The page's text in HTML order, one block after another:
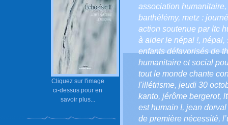
Cliquez sur l'image
ci-dessus pour en
savoir plus...
association humanitaire,
barthélémy, metz :
action soutenue par ltc
à aider le népal !, népal,
enfants défavorisés de
humanitaire et social
tout le monde chante
l'illétrisme, jeudi 30
kanto, jérôme bergerot,
est humain !, jean
de première nécessité,